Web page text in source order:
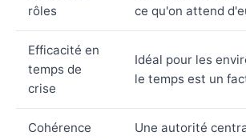
rôles
ce qu'on attend
Efficacité en
temps de
crise
Idéal pour les
le temps est un
Cohérence
Une autorité